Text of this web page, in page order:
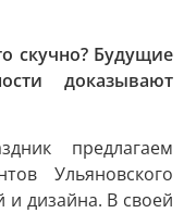
скучно? Будущие
доказывают
предлагаем
Ульяновского
и дизайна. В своей